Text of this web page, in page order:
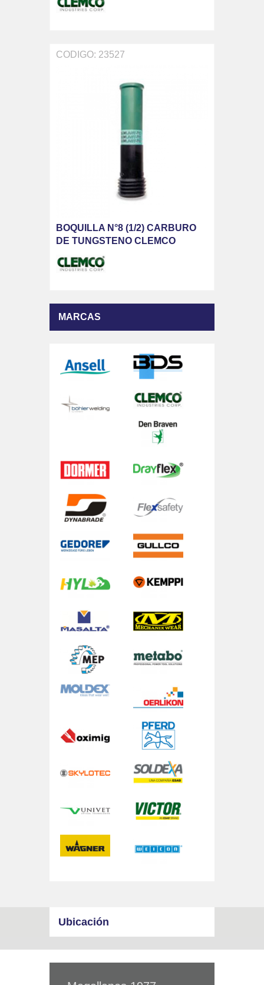
CODIGO: 23527
BOQUILLA N°8 (1/2) CARBURO
DE TUNGSTENO CLEMCO
MARCAS
Ubicación